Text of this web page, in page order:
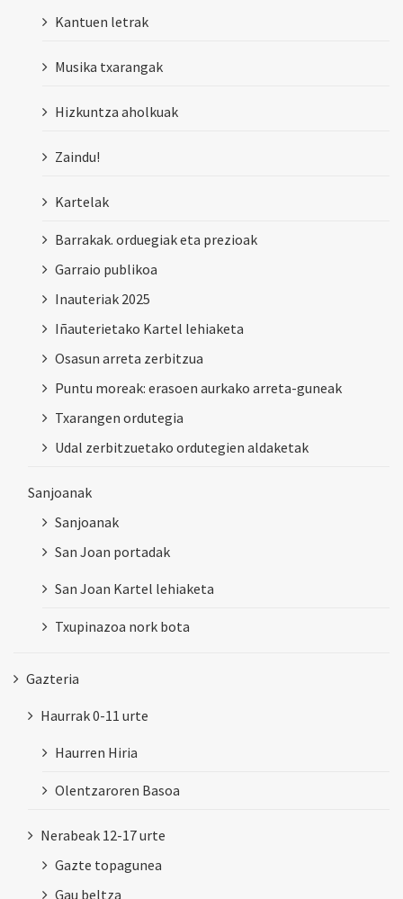
Kantuen letrak
Musika txarangak
Hizkuntza aholkuak
Zaindu!
Kartelak
Barrakak. orduegiak eta prezioak
Garraio publikoa
Inauteriak 2025
Iñauterietako Kartel lehiaketa
Osasun arreta zerbitzua
Puntu moreak: erasoen aurkako arreta-guneak
Txarangen ordutegia
Udal zerbitzuetako ordutegien aldaketak
Sanjoanak
Sanjoanak
San Joan portadak
San Joan Kartel lehiaketa
Txupinazoa nork bota
Gazteria
Haurrak 0-11 urte
Haurren Hiria
Olentzaroren Basoa
Nerabeak 12-17 urte
Gazte topagunea
Gau beltza